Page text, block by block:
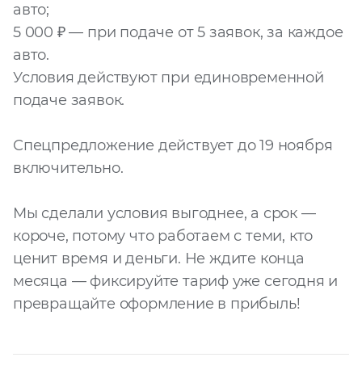
авто;
5 000 ₽ — при подаче от 5 заявок, за каждое
авто.
Условия действуют при единовременной
подаче заявок.
Спецпредложение действует до 19 ноября
включительно.
Мы сделали условия выгоднее, а срок —
короче, потому что работаем с теми, кто
ценит время и деньги. Не ждите конца
месяца — фиксируйте тариф уже сегодня и
превращайте оформление в прибыль!